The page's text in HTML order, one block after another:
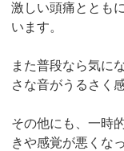
激しい頭痛ととも
います。
また普段なら気に
さな音がうるさく
その他にも、一時
きや感覚が悪くな